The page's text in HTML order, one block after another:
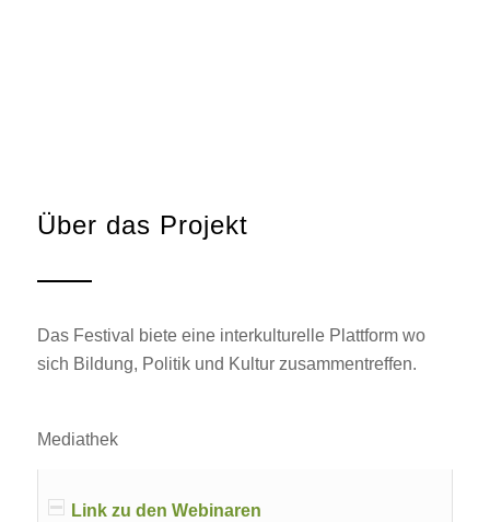
Über das Projekt
Das Festival biete eine interkulturelle Plattform wo
sich Bildung, Politik und Kultur zusammentreffen.
Mediathek
Link zu den Webinaren